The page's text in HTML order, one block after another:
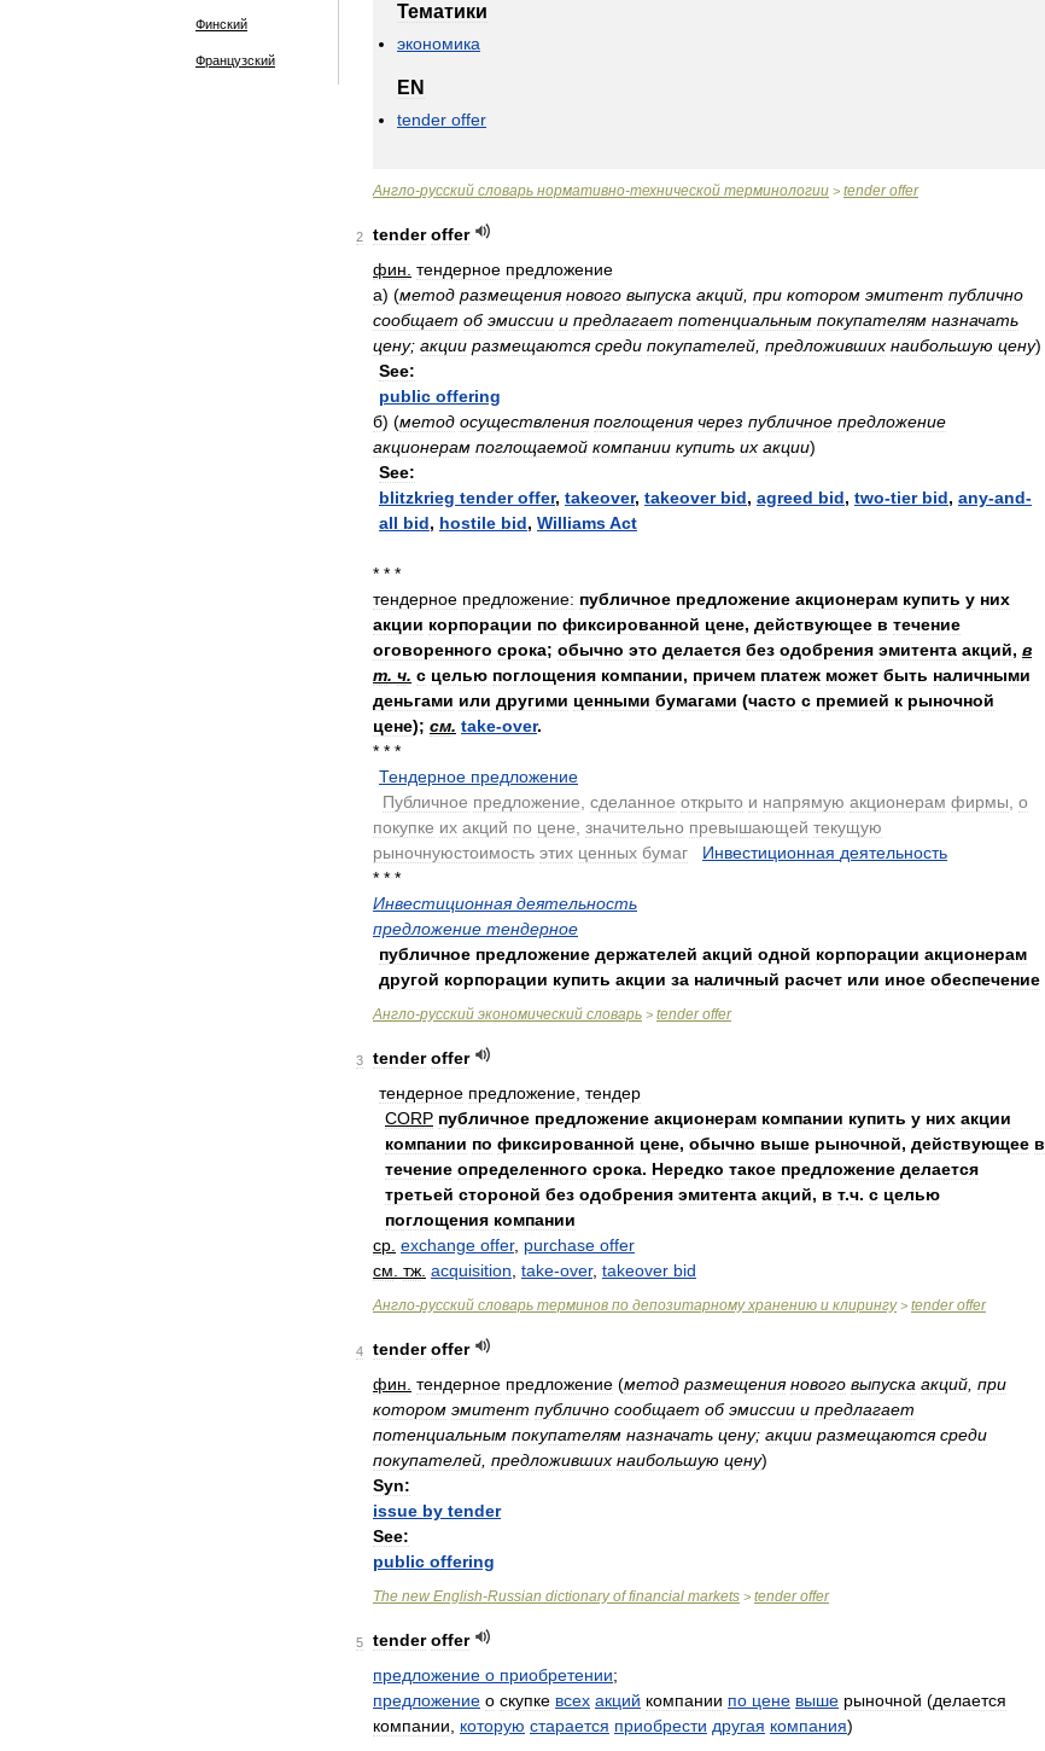
Финский
Французский
Тематики
экономика
EN
tender offer
Англо-русский словарь нормативно-технической терминологии > tender offer
2 tender offer
фин тендерное предложение
а) (метод размещения нового выпуска акций при котором эмитент публично
сообщает об эмиссии и предлагает потенциальным покупателям назначать
цену; акции размещаются среди покупателей предложивших наибольшую цену)
See:
public offering
б) (метод осуществления поглощения через публичное предложение
акционерам поглощаемой компании купить их акции)
See:
blitzkrieg tender offer, takeover, takeover bid, agreed bid, two-tier bid, any-and-
all bid, hostile bid, WilliamsAct
* * *
тендерное предложение: публичное предложение акционерам купить у них
акции корпорации по фиксированной цене, действующее в течение
оговоренного срока; обычно это делается без одобрения эмитента акций, в
т. ч. с целью поглощения компании, причем платеж может быть наличными
деньгами или другими ценными бумагами (часто с премией к рыночной
цене); см. take-over.
* * *
Тендерное предложение
Публичное предложение сделанное открыто и напрямую акционерам фирмы о
покупке их акций по цене значительно превышающей текущую
рыночнуюстоимость этих ценных бумаг Инвестиционная деятельность
* * *
Инвестиционная деятельность
предложение тендерное
публичное предложение держателей акций одной корпорации акционерам
другой корпорации купить акции за наличный расчет или иное обеспечение
Англо-русский экономический словарь > tender offer
3 tender offer
тендерное предложение тендер
CORP публичное предложение акционерам компании купить у них акции
компании по фиксированной цене, обычно выше рыночной, действующее в
течение определенного срока. Нередко такое предложение делается
третьей стороной без одобрения эмитента акций, в т.ч. с целью
поглощения компании
ср exchange offer, purchase offer
см тж acquisition take-over, takeover bid
Англо-русский словарь терминов по депозитарному хранению и клирингу> tender offer
4 tender offer
фин тендерное предложение (метод размещения нового выпуска акций при
котором эмитент публично сообщает об эмиссии и предлагает
потенциальным покупателям назначать цену; акции размещаются среди
покупателей предложивших наибольшую цену)
Syn:
issue by tender
See:
public offering
The new English-Russian dictionary of financial markets > tender offer
5 tender offer
предложение о приобретении;
предложение о скупке всех акций компании по цене выше рыночной (делается
компании
которую старается приобрести другая компания)